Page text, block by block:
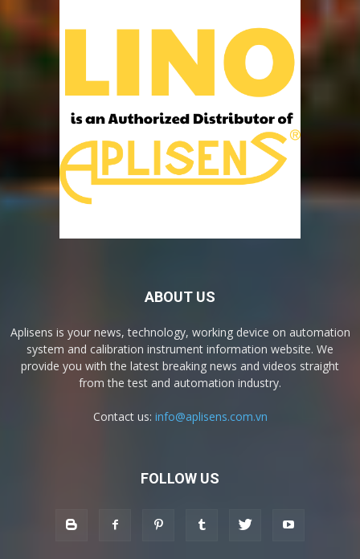
ABOUT US
Aplisens is your news, technology, working device on automation
system and calibration instrument information website. We
provide you with the latest breaking news and videos straight
from the test and automation industry.
Contact us: info@aplisens.com.vn
FOLLOW US